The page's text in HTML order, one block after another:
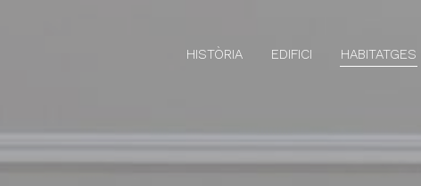
HISTÒRIA EDIFICI HABITATGES